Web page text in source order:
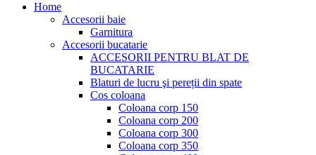
Home
Accesorii baie
Garnitura
Accesorii bucatarie
ACCESORII PENTRU BLAT DE
BUCATARIE
Blaturi de lucru şi pereții din spate
Cos coloana
Coloana corp 150
Coloana corp 200
Coloana corp 300
Coloana corp 350